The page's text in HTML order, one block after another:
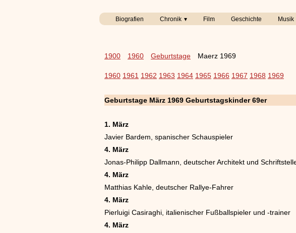
Biografien Chronik Film Geschichte Musik
1900 1960 Geburtstage Maerz 1969
1960 1961 1962 1963 1964 1965 1966 1967 1968 1969
Geburtstage März 1969 Geburtstagskinder 69er
1. März
Javier Bardem, spanischer Schauspieler
4. März
Jonas-Philipp Dallmann, deutscher Architekt und
4. März
Matthias Kahle, deutscher Rallye-Fahrer
4. März
Pierluigi Casiraghi, italienischer Fußballspieler und -trainer
4. März